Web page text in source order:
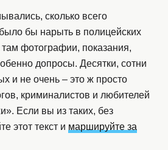
сколько всего
бы нарыть в полицейских
фотографии, показания,
допросы. Десятки, сотни
и не очень – это ж просто
криминалистов и любителей
Если вы из таких, без
этот текст и маршируйте за